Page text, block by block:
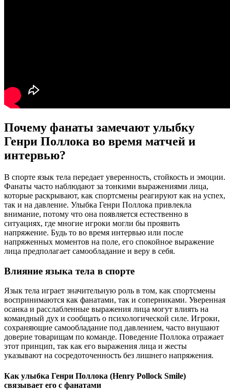
Почему фанаты замечают улыбку
Генри Поллока во время матчей и
интервью?
В спорте язык тела передает уверенность, стойкость и эмоции.
Фанаты часто наблюдают за тонкими выражениями лица,
которые раскрывают, как спортсмены реагируют как на успех,
так и на давление. Улыбка Генри Поллока привлекла
внимание, потому что она появляется естественно в
ситуациях, где многие игроки могли бы проявить
напряжение. Будь то во время интервью или после
напряженных моментов на поле, его спокойное выражение
лица предполагает самообладание и веру в себя.
Влияние языка тела в спорте
Язык тела играет значительную роль в том, как спортсмены
воспринимаются как фанатами, так и соперниками. Уверенная
осанка и расслабленные выражения лица могут влиять на
командный дух и сообщать о психологической силе. Игроки,
сохраняющие самообладание под давлением, часто внушают
доверие товарищам по команде. Поведение Поллока отражает
этот принцип, так как его выражения лица и жесты
указывают на сосредоточенность без лишнего напряжения.
Как улыбка Генри Поллока (Henry Pollock Smile)
связывает его с фанатами